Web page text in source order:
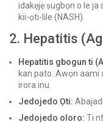
idakẹjẹ ṣugbọn o le
kii-ọti-lile (NASH).
2. Hepatitis
Hepatitis gbogun ti (A,
kan pato. Awọn aami
irora inu.
Jedojedo Ọti:
Jedojedo oloro: Ti